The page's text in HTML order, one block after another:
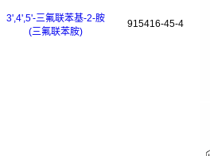
3',4',5'-三氟联苯基-2-胺
(三氟联苯胺)
915416-45-4